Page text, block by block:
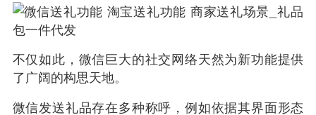
不仅如此，微信巨大的社交网络天然为新功能提供
了广阔的构思天地。
微信发送礼品存在多种称呼，例如依据其界面形态